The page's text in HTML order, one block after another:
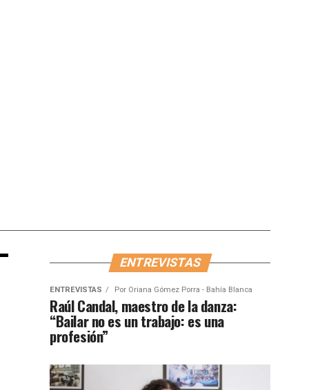
ENTREVISTAS
ENTREVISTAS Por Oriana Gómez Porra - Bahía Blanca
Raúl Candal, maestro de la danza:
“Bailar no es un trabajo: es una
profesión”